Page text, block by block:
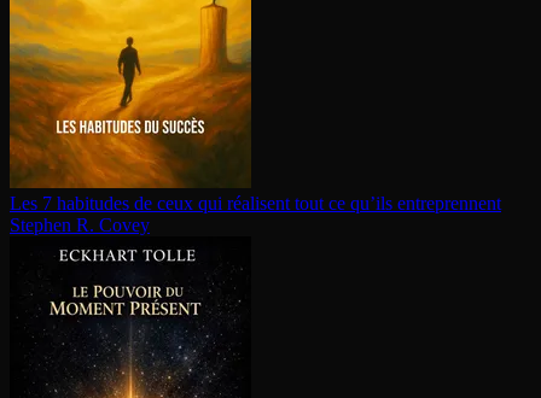
Les 7 habitudes de ceux qui réalisent tout ce qu’ils en­tre­prennent
Stephen R. Covey